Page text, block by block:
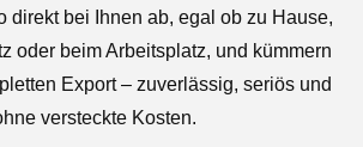
direkt bei Ihnen ab, egal ob zu Hause,
oder beim Arbeitsplatz, und kümmern
Export – zuverlässig, seriös und
versteckte Kosten.